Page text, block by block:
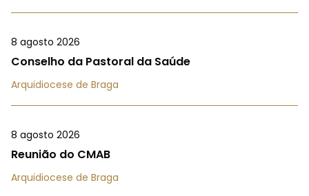
8 agosto 2026
Conselho da Pastoral da Saúde
Arquidiocese de Braga
8 agosto 2026
Reunião do CMAB
Arquidiocese de Braga